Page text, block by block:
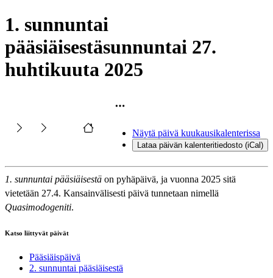
1. sunnuntai
pääsiäisestäsunnuntai 27.
huhtikuuta 2025
Näytä päivä kuukausikalenterissa
Lataa päivän kalenteritiedosto (iCal)
1. sunnuntai pääsiäisestä on pyhäpäivä, ja vuonna 2025 sitä
vietetään 27.4. Kansainvälisesti päivä tunnetaan nimellä
Quasimodogeniti.
Katso liittyvät päivät
Pääsiäispäivä
2. sunnuntai pääsiäisestä